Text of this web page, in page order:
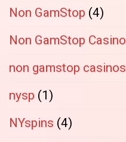
Non GamStop (4)
Non GamStop Casino
non gamstop casinos
nysp (1)
NYspins (4)